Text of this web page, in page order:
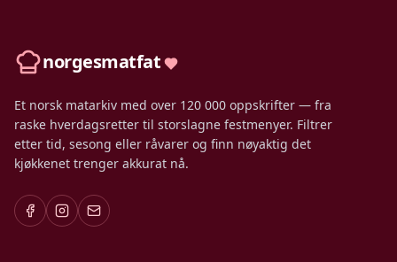
norgesmatfat
Et norsk matarkiv med over 120 000 oppskrifter — fra
raske hverdagsretter til storslagne festmenyer. Filtrer
etter tid, sesong eller råvarer og finn nøyaktig det
kjøkkenet trenger akkurat nå.